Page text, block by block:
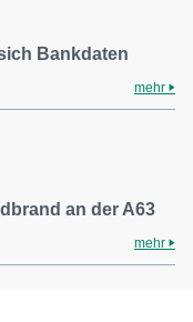
Bankdaten
mehr
an der A63
mehr